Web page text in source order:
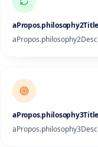
aPropos.philosophy2Title
aPropos.philosophy2Desc
aPropos.philosophy3Title
aPropos.philosophy3Desc